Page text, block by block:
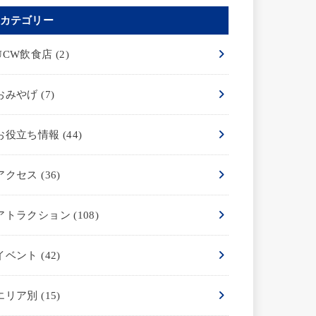
カテゴリー
飲食店 (2)
みやげ(7)
役立ち情報 (44)
クセス(36)
トラクション(108)
ベント(42)
リア別(15)